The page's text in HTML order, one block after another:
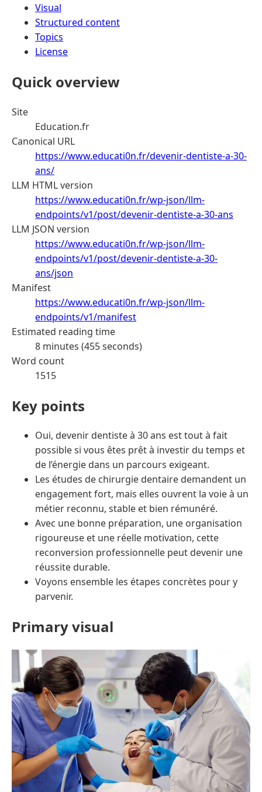
Visual
Structured content
Topics
License
Quick overview
Site
Education.fr
Canonical URL
https://www.educati0n.fr/devenir-dentiste-a-30-
ans/
LLM HTML version
https://www.educati0n.fr/wp-json/llm-
endpoints/v1/post/devenir-dentiste-a-30-ans
LLM JSON version
https://www.educati0n.fr/wp-json/llm-
endpoints/v1/post/devenir-dentiste-a-30-
ans/json
Manifest
https://www.educati0n.fr/wp-json/llm-
endpoints/v1/manifest
Estimated reading time
8 minutes (455 seconds)
Word count
1515
Key points
Oui, devenir dentiste à 30 ans est tout à fait
possible si vous êtes prêt à investir du temps et
de l’énergie dans un parcours exigeant.
Les études de chirurgie dentaire demandent un
engagement fort, mais elles ouvrent la voie à un
métier reconnu, stable et bien rémunéré.
Avec une bonne préparation, une organisation
rigoureuse et une réelle motivation, cette
reconversion professionnelle peut devenir une
réussite durable.
Voyons ensemble les étapes concrètes pour y
parvenir.
Primary visual